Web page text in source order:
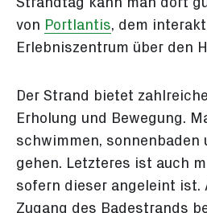
von Portlantis, dem
Erlebniszentrum über den
Der Strand bietet
Erholung und Bewegung.
schwimmen, sonnenbaden
gehen. Letzteres ist auch
sofern dieser angeleint ist.
Zugang des Badestrands